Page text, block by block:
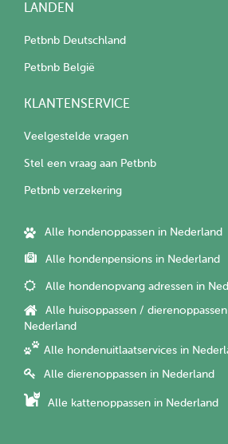
LANDEN
Petbnb Deutschland
Petbnb België
KLANTENSERVICE
Veelgestelde vragen
Stel een vraag aan Petbnb
Petbnb verzekering
Alle hondenoppassen in Nederland
Alle hondenpensions in Nederland
Alle hondenopvang adressen in
Alle huisoppassen /
Nederland
Alle hondenuitlaatservices in
Alle dierenoppassen in Nederland
Alle kattenoppassen in Nederland